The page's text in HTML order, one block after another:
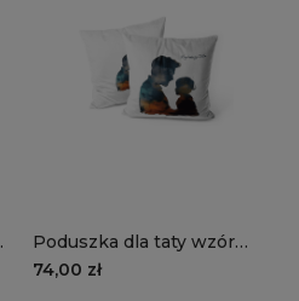
Poduszka dla taty wzór
DT17 | ojciec z dzieckiem
74,00 zł